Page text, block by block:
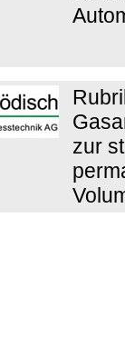
zur